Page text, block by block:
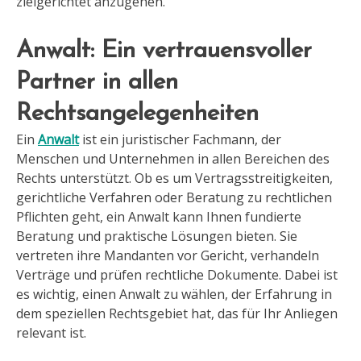
Anwalt: Ein vertrauensvoller
Partner in allen
Rechtsangelegenheiten
Ein Anwaltist ein juristischer Fachmann, der
Menschen und Unternehmen in allen Bereichen des
Rechts unterstützt. Ob es um Vertragsstreitigkeiten,
gerichtliche Verfahren oder Beratung zu rechtlichen
Pflichten geht, ein Anwalt kann Ihnen fundierte
Beratung und praktische Lösungen bieten. Sie
vertreten ihre Mandanten vor Gericht, verhandeln
Verträge und prüfen rechtliche Dokumente. Dabei ist
es wichtig, einen Anwalt zu wählen, der Erfahrung in
dem speziellen Rechtsgebiet hat, das für Ihr Anliegen
relevant ist.